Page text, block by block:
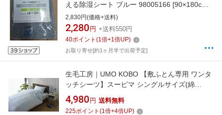
える除湿シート ブルー 98005166 [90×180cm /
シングルサイズ /除湿パッド]
2,830円(価格+送料)
2,280 円 +送料550円
40ポイント (1倍+1倍UP)
お取り寄せ[約1ヶ月半で出荷予定]
生毛工房｜UMO KOBO 【敷ふとん専用 ワンタ
ッチシーツ】スーピマ シングルサイズ(綿
100%/105×215cm/ブルー)[M541015FIBL]
4,980 円 送料無料
225ポイント (1倍+4倍UP)